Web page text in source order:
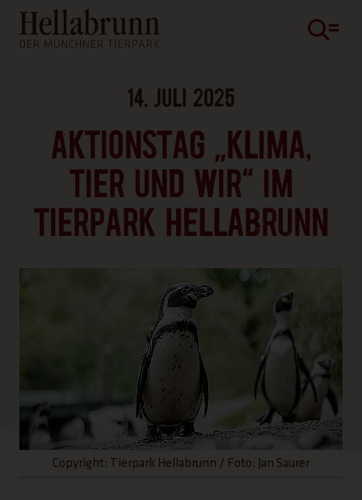
Hauptinhalt
Fußbereich
14. JULI 2025
AKTIONSTAG „KLIMA,
TIER UND WIR“ IM
TIERPARK HELLABRUNN
Copyright: Tierpark Hellabrunn / Foto: Jan Saurer